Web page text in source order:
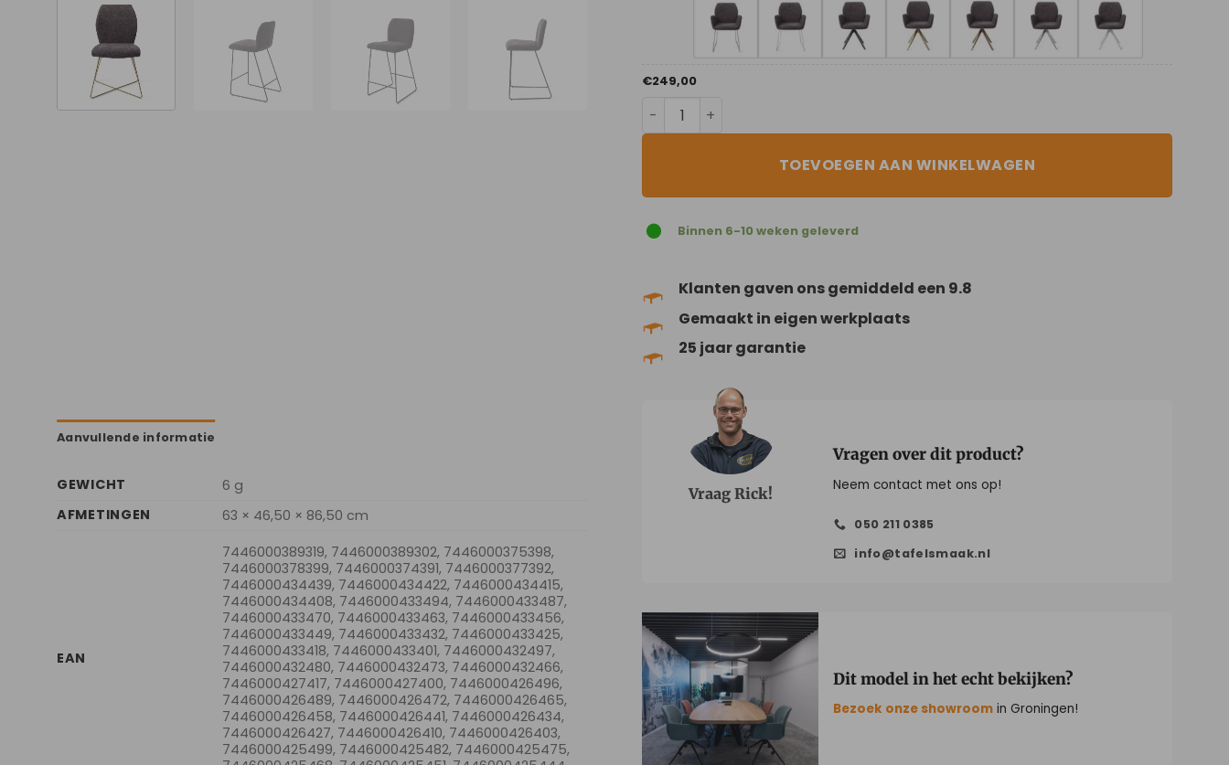
€249,00
Almost Black aantal
TOEVOEGEN AAN WINKELWAGEN
Binnen 6-10 weken geleverd
Klanten gaven ons gemiddeld een 9.8
Gemaakt in eigen werkplaats
25 jaar garantie
Aanvullende informatie
GEWICHT
6 g
AFMETINGEN
63 × 46,50 × 86,50 cm
EAN
7446000389319, 7446000389302, 7446000375398,
7446000378399, 7446000374391, 7446000377392,
7446000434439, 7446000434422, 7446000434415,
7446000434408, 7446000433494, 7446000433487,
7446000433470, 7446000433463, 7446000433456,
7446000433449, 7446000433432, 7446000433425,
7446000433418, 7446000433401, 7446000432497,
7446000432480, 7446000432473, 7446000432466,
7446000427417, 7446000427400, 7446000426496,
7446000426489, 7446000426472, 7446000426465,
7446000426458, 7446000426441, 7446000426434,
7446000426427, 7446000426410, 7446000426403,
7446000425499, 7446000425482, 7446000425475,
Vraag Rick!
Vragen over dit product?
Neem contact met ons op!
050 211 0385
info@tafelsmaak.nl
Dit model in het echt bekijken?
Bezoek onze showroom in Groningen!